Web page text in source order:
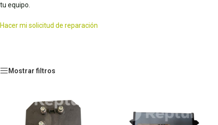
tu equipo.
Hacer mi solicitud de reparación
Mostrar filtros